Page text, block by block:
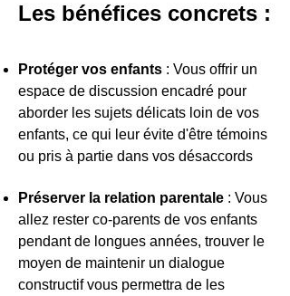
Les bénéfices concrets :
Protéger vos enfants : Vous offrir un
espace de discussion encadré pour
aborder les sujets délicats loin de vos
enfants, ce qui leur évite d'être témoins
ou pris à partie dans vos désaccords
Préserver la relation parentale : Vous
allez rester co-parents de vos enfants
pendant de longues années, trouver le
moyen de maintenir un dialogue
constructif vous permettra de les